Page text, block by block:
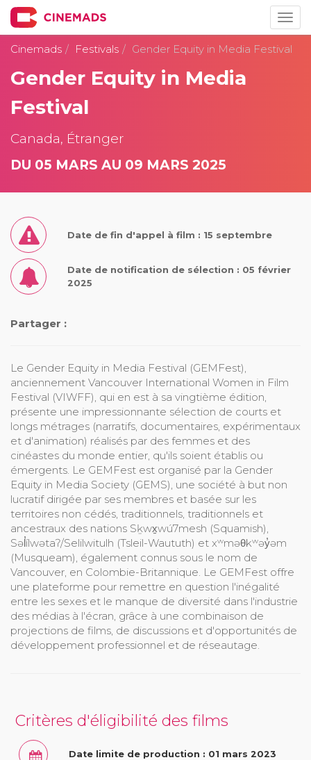
Cinemads
Festivals Gender Equity in Media Festival
Gender Equity in Media
Festival
Canada, Étranger
DU 05 MARS AU 09 MARS 2025
Date de fin d'appel à film : 15 septembre
Date de notification de sélection : 05 février
2025
Partager :
Le Gender Equity in Media Festival (GEMFest),
anciennement Vancouver International Women in Film
Festival (VIWFF), qui en est à sa vingtième édition,
présente une impressionnante sélection de courts et
longs métrages (narratifs, documentaires, expérimentaux
et d'animation) réalisés par des femmes et des
cinéastes du monde entier, qu'ils soient établis ou
émergents. Le GEMFest est organisé par la Gender
Equity in Media Society (GEMS), une société à but non
lucratif dirigée par ses membres et basée sur les
territoires non cédés, traditionnels, traditionnels et
ancestraux des nations Sḵwx̱wú7mesh (Squamish),
Səl̓ílwətaʔ/Selilwitulh (Tsleil-Waututh) et xʷməθkʷəy̓əm
(Musqueam), également connus sous le nom de
Vancouver, en Colombie-Britannique. Le GEMFest offre
une plateforme pour remettre en question l'inégalité
entre les sexes et le manque de diversité dans l'industrie
des médias à l'écran, grâce à une combinaison de
projections de films, de discussions et d'opportunités de
développement professionnel et de réseautage.
Critères d'éligibilité des films
Date limite de production : 01 mars 2023